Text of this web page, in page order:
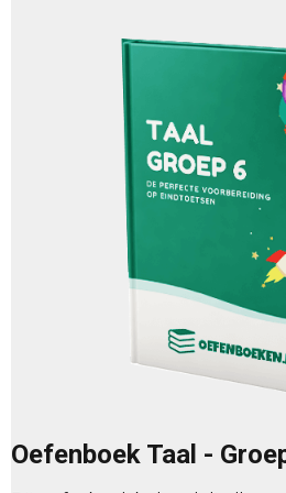
Oefenboek Taal -